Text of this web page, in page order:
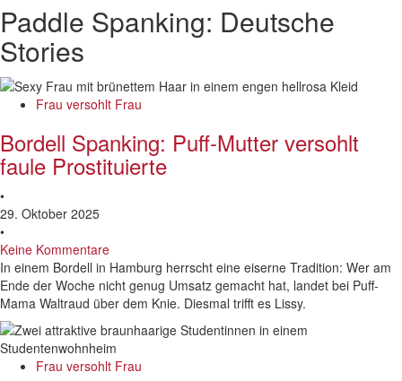
Paddle Spanking: Deutsche
Stories
Frau versohlt Frau
Bordell Spanking: Puff-Mutter versohlt
faule Prostituierte
•
29. Oktober 2025
•
Keine Kommentare
In einem Bordell in Hamburg herrscht eine eiserne Tradition: Wer am
Ende der Woche nicht genug Umsatz gemacht hat, landet bei Puff-
Mama Waltraud über dem Knie. Diesmal trifft es Lissy.
Frau versohlt Frau